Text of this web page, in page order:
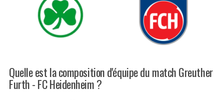
Quelle est la composition d'équipe du match Greuther
Furth - FC Heidenheim ?